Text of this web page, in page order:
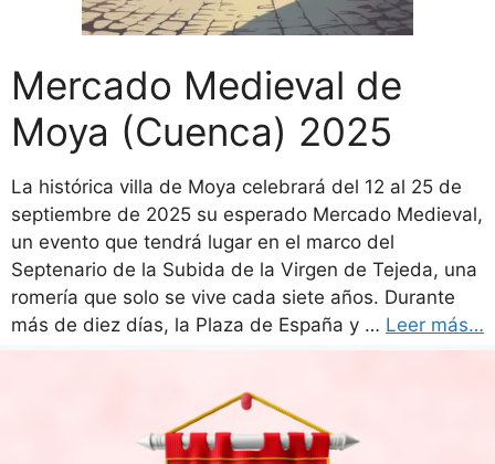
Mercado Medieval de
Moya (Cuenca) 2025
La histórica villa de Moya celebrará del 12 al 25 de
septiembre de 2025 su esperado Mercado Medieval,
un evento que tendrá lugar en el marco del
Septenario de la Subida de la Virgen de Tejeda, una
romería que solo se vive cada siete años. Durante
más de diez días, la Plaza de España y … Leer más…